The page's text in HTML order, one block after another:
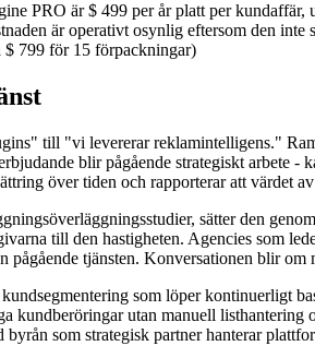
PRO är $ 499 per år platt per
är operativt osynlig eftersom den
799 för 15 förpackningar)
till "vi levererar reklamintelligens."
blir pågående strategiskt arbete
över tiden och rapporterar att värdet
sätter den
till den hastigheten. Agencies som
tjänsten. Konversationen blir
som löper kontinuerligt
kundberöringar utan manuell
som strategisk partner hanterar